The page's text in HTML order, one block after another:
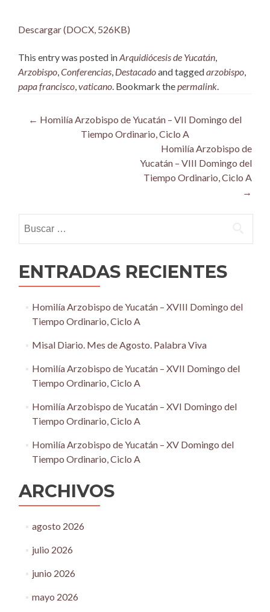
Descargar (DOCX, 526KB)
This entry was posted inArquidiócesis de Yucatán,
Arzobispo,Conferencias, Destacadoand taggedarzobispo,
papa francisco,vaticano. Bookmark thepermalink.
Post
navigation
← Homilía Arzobispo de Yucatán – VII Domingo del
Tiempo Ordinario, Ciclo A
Homilía Arzobispo de
Yucatán – VIII Domingo del
Tiempo Ordinario, Ciclo A
→
ENTRADAS RECIENTES
Homilía Arzobispo de Yucatán – XVIII Domingo del
Tiempo Ordinario, Ciclo A
Misal Diario. Mes de Agosto. Palabra Viva
Homilía Arzobispo de Yucatán – XVII Domingo del
Tiempo Ordinario, Ciclo A
Homilía Arzobispo de Yucatán – XVI Domingo del
Tiempo Ordinario, Ciclo A
Homilía Arzobispo de Yucatán – XV Domingo del
Tiempo Ordinario, Ciclo A
ARCHIVOS
agosto 2026
julio 2026
junio 2026
mayo 2026